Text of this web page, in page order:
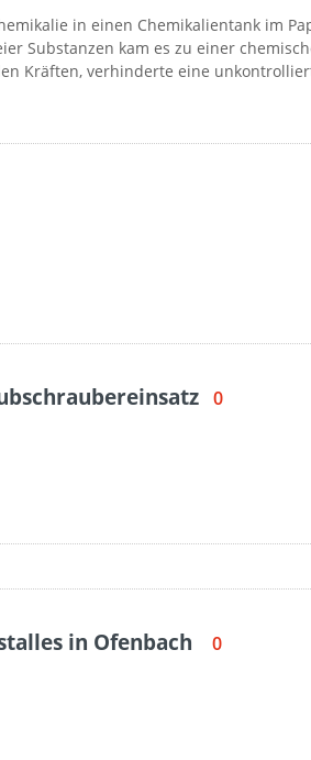
in einen Chemikalientank im
Substanzen kam es zu einer
Kräften, verhinderte eine
0
in Ofenbach 0